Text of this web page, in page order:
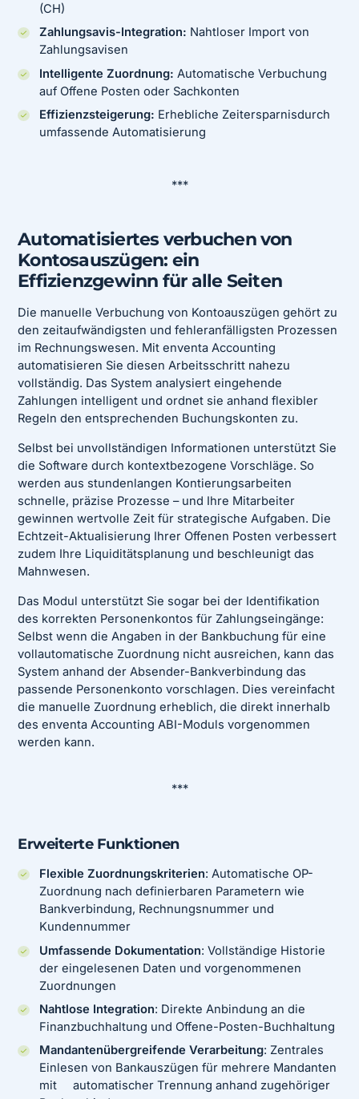
(CH)
Zahlungsavis-Integration: Nahtloser Import von
Zahlungsavisen
Intelligente Zuordnung: Automatische Verbuchung
auf Offene Posten oder Sachkonten
Effizienzsteigerung: Erhebliche Zeitersparnisdurch
umfassende Automatisierung
***
Automatisiertes verbuchen von
Kontosauszügen: ein
Effizienzgewinn für alle Seiten
Die manuelle Verbuchung von Kontoauszügen gehört zu
den zeitaufwändigsten und fehleranfälligsten Prozessen
im Rechnungswesen. Mit enventa Accounting
automatisieren Sie diesen Arbeitsschritt nahezu
vollständig. Das System analysiert eingehende
Zahlungen intelligent und ordnet sie anhand flexibler
Regeln den entsprechenden Buchungskonten zu.
Selbst bei unvollständigen Informationen unterstützt Sie
die Software durch kontextbezogene Vorschläge. So
werden aus stundenlangen Kontierungsarbeiten
schnelle, präzise Prozesse – und Ihre Mitarbeiter
gewinnen wertvolle Zeit für strategische Aufgaben. Die
Echtzeit-Aktualisierung Ihrer Offenen Posten verbessert
zudem Ihre Liquiditätsplanung und beschleunigt das
Mahnwesen.
Das Modul unterstützt Sie sogar bei der Identifikation
des korrekten Personenkontos für Zahlungseingänge:
Selbst wenn die Angaben in der Bankbuchung für eine
vollautomatische Zuordnung nicht ausreichen, kann das
System anhand der Absender-Bankverbindung das
passende Personenkonto vorschlagen. Dies vereinfacht
die manuelle Zuordnung erheblich, die direkt innerhalb
des enventa Accounting ABI-Moduls vorgenommen
werden kann.
***
Erweiterte Funktionen
Flexible Zuordnungskriterien: Automatische OP-
Zuordnung nach definierbaren Parametern wie
Bankverbindung, Rechnungsnummer und
Kundennummer
Umfassende Dokumentation: Vollständige Historie
der eingelesenen Daten und vorgenommenen
Zuordnungen
Nahtlose Integration: Direkte Anbindung an die
Finanzbuchhaltung und Offene-Posten-Buchhaltung
Mandantenübergreifende Verarbeitung: Zentrales
Einlesen von Bankauszügen für mehrere Mandanten
mit automatischer Trennung anhand zugehöriger